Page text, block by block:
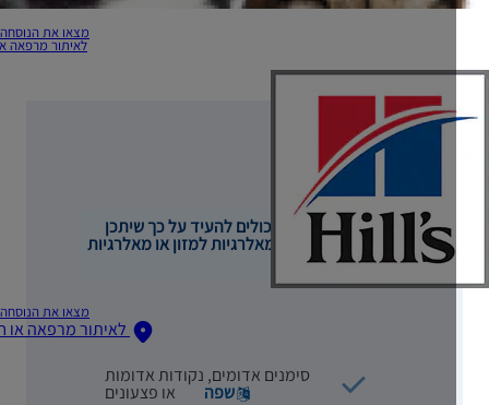
מצאו את הנוסחה שלכם
לאיתור מרפאה או חנות
מצאו את הנוסחה שלכם
לאיתור מרפאה או חנות
שפה
הינה כמה סימנים היכולים להעיד על כך שיתכן
שהכלב שלכם סובל מאלרגיות למזון או מאלרגיות
סביבתיות:
סימנים אדומים, נקודות אדומות
או פצעונים